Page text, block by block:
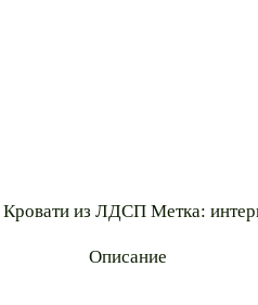
Кровати из ЛДСП Метка:
Описание